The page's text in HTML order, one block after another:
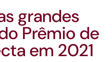
grandes
Prêmio de
em 2021